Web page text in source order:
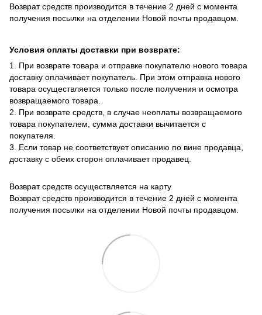
Возврат средств производится в течение 2 дней с момента
получения посылки на отделении Новой почты продавцом.
Условия оплаты доставки при возврате:
1. При возврате товара и отправке покупателю нового товара
доставку оплачивает покупатель. При этом отправка нового
товара осуществляется только после получения и осмотра
возвращаемого товара.
2. При возврате средств, в случае неоплаты возвращаемого
товара покупателем, сумма доставки вычитается с
покупателя.
3. Если товар не соответствует описанию по вине продавца,
доставку с обеих сторон оплачивает продавец.
Возврат средств осуществляется на карту
Возврат средств производится в течение 2 дней с момента
получения посылки на отделении Новой почты продавцом.